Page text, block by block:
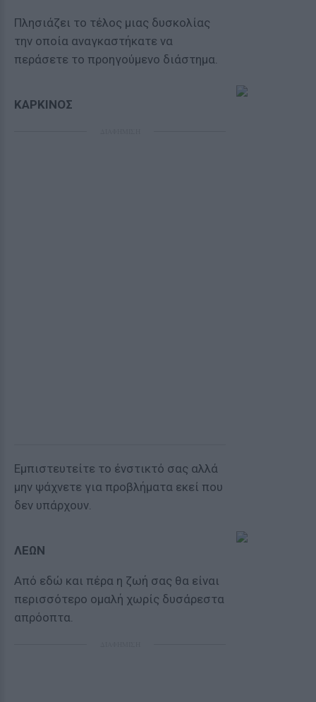
Πλησιάζει το τέλος μιας δυσκολίας
την οποία αναγκαστήκατε να
περάσετε το προηγούμενο διάστημα.
ΚΑΡΚΙΝΟΣ
Εμπιστευτείτε το ένστικτό σας αλλά
μην ψάχνετε για προβλήματα εκεί που
δεν υπάρχουν.
ΛΕΩΝ
Από εδώ και πέρα η ζωή σας θα είναι
περισσότερο ομαλή χωρίς δυσάρεστα
απρόοπτα.